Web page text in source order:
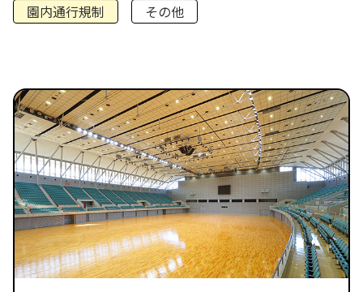
園内通行規制
その他